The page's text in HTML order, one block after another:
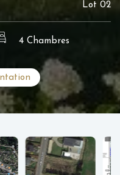
Lot 02
4 Chambres